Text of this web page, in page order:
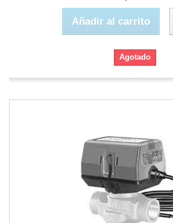
Añadir al carrito
Agotado